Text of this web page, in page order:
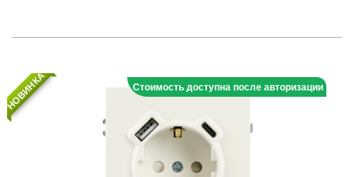
НОВИНКА Стоимость доступна после авторизации